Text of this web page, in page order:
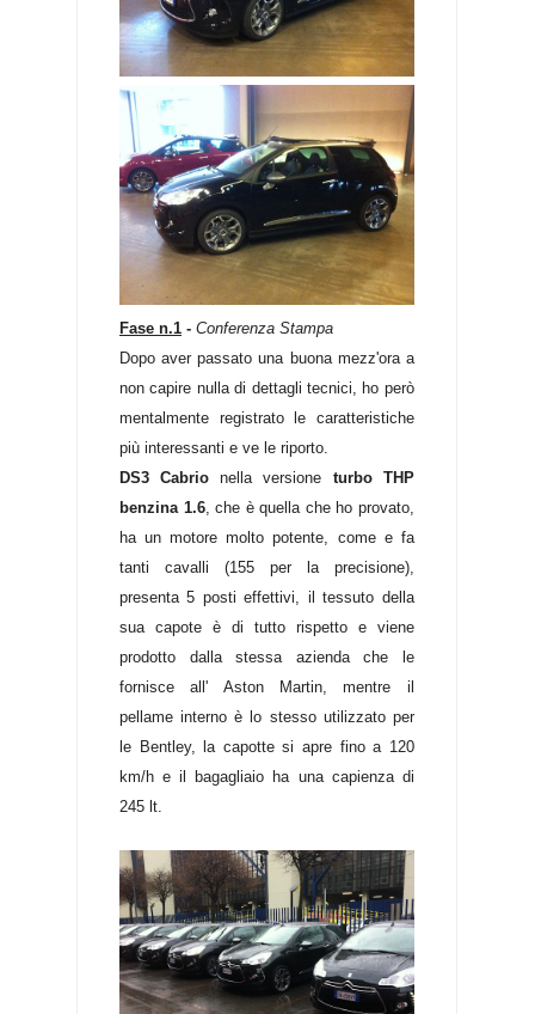
Fase n.1 - Conferenza Stampa
Dopo aver passato una buona mezz'ora a
non capire nulla di dettagli tecnici, ho però
mentalmente registrato le caratteristiche
più interessanti e ve le riporto.
DS3 Cabrio nella versione turbo THP
benzina 1.6, che è quella che ho provato,
ha un motore molto potente, come e fa
tanti cavalli (155 per la precisione),
presenta 5 posti effettivi, il tessuto della
sua capote è di tutto rispetto e viene
prodotto dalla stessa azienda che le
fornisce all' Aston Martin, mentre il
pellame interno è lo stesso utilizzato per
le Bentley, la capotte si apre fino a 120
km/h e il bagagliaio ha una capienza di
245 lt.